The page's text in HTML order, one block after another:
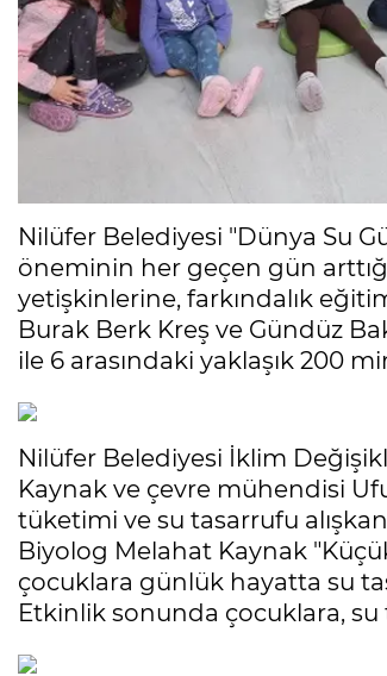
Nilüfer Belediyesi "Dünya Su
öneminin her geçen gün
yetişkinlerine, farkındalık
Burak Berk Kreş ve Gündüz
ile 6 arasındaki yaklaşık 200
Nilüfer Belediyesi İklim
Kaynak ve çevre mühendisi
tüketimi ve su tasarrufu
Biyolog Melahat Kaynak
çocuklara günlük hayatta su
Etkinlik sonunda çocuklara,